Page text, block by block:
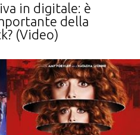
in digitale: è
della
(Video)